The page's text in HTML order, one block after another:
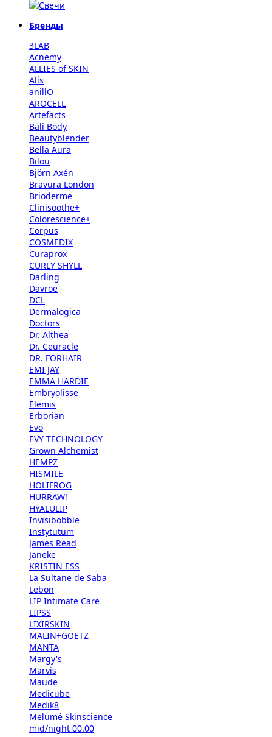
Бренды
3LAB
Acnemy
ALLIES of SKIN
Alís
anillO
AROCELL
Artefacts
Bali Body
Beautyblender
Bella Aura
Bilou
Björn Axén
Bravura London
Brioderme
Clinisoothe+
Colorescience+
Corpus
COSMEDIX
Curaprox
CURLY SHYLL
Darling
Davroe
DCL
Dermalogica
Doctors
Dr. Althea
Dr. Ceuracle
DR. FORHAIR
EMI JAY
EMMA HARDIE
Embryolisse
Elemis
Erborian
Evo
EVY TECHNOLOGY
Grown Alchemist
HEMPZ
HISMILE
HOLIFROG
HURRAW!
HYALULIP
Invisibobble
Instytutum
James Read
Janeke
KRISTIN ESS
La Sultane de Saba
Lebon
LIP Intimate Care
LIPSS
LIXIRSKIN
MALIN+GOETZ
MANTA
Margy's
Marvis
Maude
Medicube
Medik8
Melumé Skinscience
mid/night 00.00